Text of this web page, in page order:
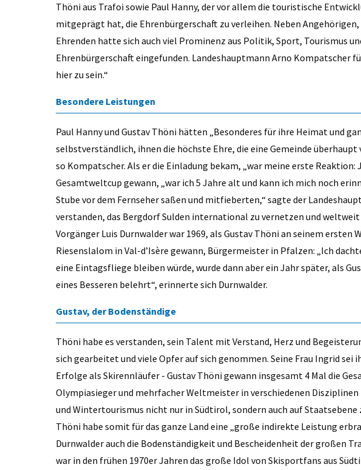
Thöni aus Trafoi sowie Paul Hanny, der vor allem die touristische
mitgeprägt hat, die Ehrenbürgerschaft zu verleihen. Neben Angehörigen,
Ehrenden hatte sich auch viel Prominenz aus Politik, Sport, Tourismus
Ehrenbürgerschaft eingefunden. Landeshauptmann Arno Kompatscher
hier zu sein.“
Besondere Leistungen
Paul Hanny und Gustav Thöni hätten „Besonderes für ihre Heimat und
selbstverständlich, ihnen die höchste Ehre, die eine Gemeinde
so Kompatscher. Als er die Einladung bekam, „war meine erste Reaktion:
Gesamtweltcup gewann, „war ich 5 Jahre alt und kann ich mich noch
Stube vor dem Fernseher saßen und mitfieberten,“ sagte der
verstanden, das Bergdorf Sulden international zu vernetzen und
Vorgänger Luis Durnwalder war 1969, als Gustav Thöni an seinem ersten
Riesenslalom in Val-d’Isère gewann, Bürgermeister in Pfalzen: „Ich
eine Eintagsfliege bleiben würde, wurde dann aber ein Jahr später, als
eines Besseren belehrt“, erinnerte sich Durnwalder.
Gustav, der Bodenständige
Thöni habe es verstanden, sein Talent mit Verstand, Herz und
sich gearbeitet und viele Opfer auf sich genommen. Seine Frau Ingrid sei
Erfolge als Skirennläufer - Gustav Thöni gewann insgesamt 4 Mal die
Olympiasieger und mehrfacher Weltmeister in verschiedenen
und Wintertourismus nicht nur in Südtirol, sondern auch auf Staatsebene
Thöni habe somit für das ganze Land eine „große indirekte Leistung
Durnwalder auch die Bodenständigkeit und Bescheidenheit der großen
war in den frühen 1970er Jahren das große Idol von Skisportfans aus